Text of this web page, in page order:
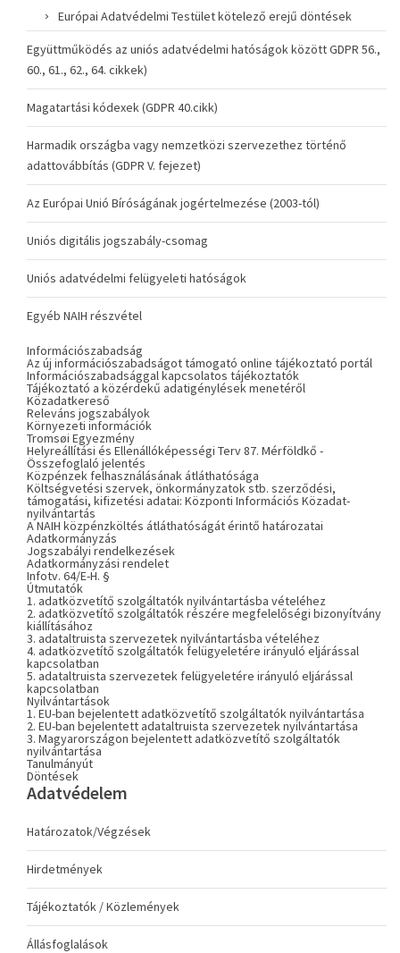
Európai Adatvédelmi Testület kötelező erejű döntések
Együttműködés az uniós adatvédelmi hatóságok között GDPR 56.,
60., 61., 62., 64. cikkek)
Magatartási kódexek (GDPR 40.cikk)
Harmadik országba vagy nemzetközi szervezethez történő
adattovábbítás (GDPR V. fejezet)
Az Európai Unió Bíróságának jogértelmezése (2003-tól)
Uniós digitális jogszabály-csomag
Uniós adatvédelmi felügyeleti hatóságok
Egyéb NAIH részvétel
Információszabadság
Az új információszabadságot támogató online tájékoztató portál
Információszabadsággal kapcsolatos tájékoztatók
Tájékoztató a közérdekű adatigénylések menetéről
Közadatkereső
Releváns jogszabályok
Környezeti információk
Tromsøi Egyezmény
Helyreállítási és Ellenállóképességi Terv 87. Mérföldkő -
Összefoglaló jelentés
Közpénzek felhasználásának átláthatósága
Költségvetési szervek, önkormányzatok stb. szerződési,
támogatási, kifizetési adatai: Központi Információs Közadat-
nyilvántartás
A NAIH közpénzköltés átláthatóságát érintő határozatai
Adatkormányzás
Jogszabályi rendelkezések
Adatkormányzási rendelet
Infotv. 64/E-H. §
Útmutatók
1. adatközvetítő szolgáltatók nyilvántartásba vételéhez
2. adatközvetítő szolgáltatók részére megfelelőségi bizonyítvány
kiállításához
3. adataltruista szervezetek nyilvántartásba vételéhez
4. adatközvetítő szolgáltatók felügyeletére irányuló eljárással
kapcsolatban
5. adataltruista szervezetek felügyeletére irányuló eljárással
kapcsolatban
Nyilvántartások
1. EU-ban bejelentett adatközvetítő szolgáltatók nyilvántartása
2. EU-ban bejelentett adataltruista szervezetek nyilvántartása
3. Magyarországon bejelentett adatközvetítő szolgáltatók
nyilvántartása
Tanulmányút
Döntések
Adatvédelem
Határozatok/Végzések
Hirdetmények
Tájékoztatók / Közlemények
Állásfoglalások